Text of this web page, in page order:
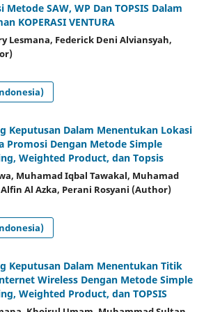
SAW, WP Dan TOPSIS Dalam
KOPERASI VENTURA
Lesmana, Federick Deni Alviansyah,
Keputusan Dalam Menentukan Lokasi
Promosi Dengan Metode Simple
Weighted Product, dan Topsis
Muhamad Iqbal Tawakal, Muhamad
Al Azka, Perani Rosyani (Author)
Keputusan Dalam Menentukan Titik
Wireless Dengan Metode Simple
Weighted Product, dan TOPSIS